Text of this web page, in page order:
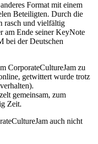
Format mit einem
Beteiligten. Durch die
rasch und vielfältig
am Ende seiner KeyNote
bei der Deutschen
CorporateCultureJam zu
getwittert wurde trotz
gemeinsam, zum
Zeit.
auch nicht